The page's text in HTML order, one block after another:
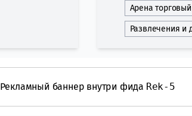
Арена
Развлечения и
Рекламный баннер внутри фида Rek-5